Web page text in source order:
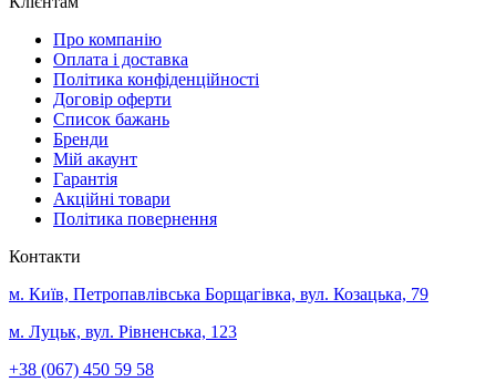
Про компанію
Оплата і доставка
Політика конфіденційності
Договір оферти
Список бажань
Бренди
Мій акаунт
Гарантія
Акційні товари
Політика повернення
Контакти
м. Київ, Петропавлівська Борщагівка, вул. Козацька, 79
м. Луцьк, вул. Рівненська, 123
+38 (067) 450 59 58